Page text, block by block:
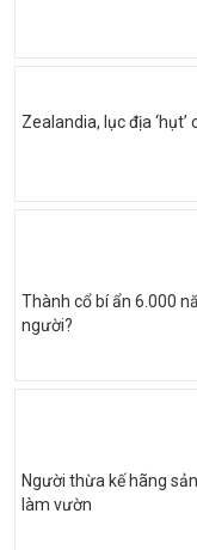
Zealandia, lục địa
Thành cổ bí ẩn 6.000
người?
Người thừa kế hãng
làm vườn